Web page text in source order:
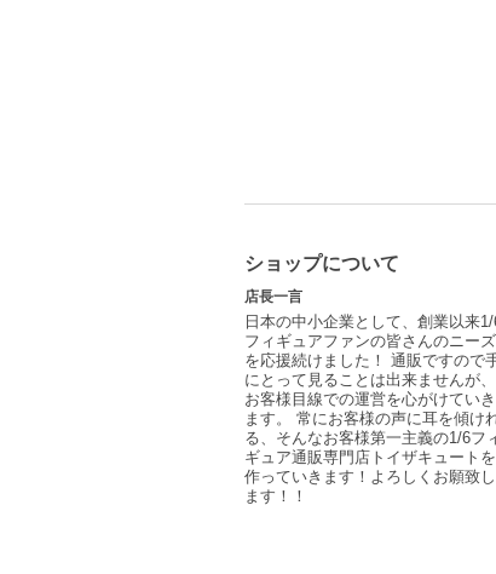
ショップについて
店長一言
日本の中小企業として、創業以来
フィギュアファンの皆さんのニーズ
を応援続けました！ 通販ですので
にとって見ることは出来ませんが、
お客様目線での運営を心がけていき
ます。 常にお客様の声に耳を傾け
る、そんなお客様第一主義の1/6フ
ギュア通販専門店トイザキュートを
作っていきます！よろしくお願致し
ます！！